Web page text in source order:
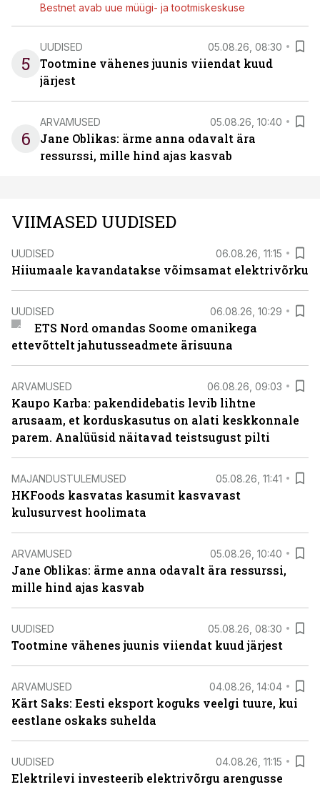
Bestnet avab uue müügi- ja tootmiskeskuse
5
UUDISED 05.08.26, 08:30
Tootmine vähenes juunis viiendat kuud
järjest
6
ARVAMUSED 05.08.26, 10:40
Jane Oblikas: ärme anna odavalt ära
ressurssi, mille hind ajas kasvab
VIIMASED UUDISED
UUDISED 06.08.26, 11:15
Hiiumaale kavandatakse võimsamat elektrivõrku
UUDISED 06.08.26, 10:29
ETS Nord omandas Soome omanikega
ettevõttelt jahutusseadmete ärisuuna
ARVAMUSED 06.08.26, 09:03
Kaupo Karba: pakendidebatis levib lihtne
arusaam, et korduskasutus on alati keskkonnale
parem. Analüüsid näitavad teistsugust pilti
MAJANDUSTULEMUSED 05.08.26, 11:41
HKFoods kasvatas kasumit kasvavast
kulusurvest hoolimata
ARVAMUSED 05.08.26, 10:40
Jane Oblikas: ärme anna odavalt ära ressurssi,
mille hind ajas kasvab
UUDISED 05.08.26, 08:30
Tootmine vähenes juunis viiendat kuud järjest
ARVAMUSED 04.08.26, 14:04
Kärt Saks: Eesti eksport koguks veelgi tuure, kui
eestlane oskaks suhelda
UUDISED 04.08.26, 11:15
Elektrilevi investeerib elektrivõrgu arengusse